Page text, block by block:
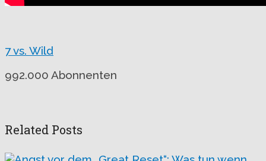
7 vs. Wild
992.000 Abonnenten
Related Posts